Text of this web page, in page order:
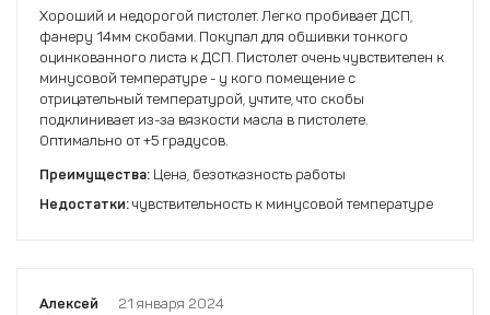
Хороший и недорогой пистолет. Легко пробивает ДСП,
фанеру 14мм скобами. Покупал для обшивки тонкого
оцинкованного листа к ДСП. Пистолет очень чувствителен к
минусовой температуре - у кого помещение с
отрицательный температурой, учтите, что скобы
подклинивает из-за вязкости масла в пистолете.
Оптимально от +5 градусов.
Преимущества: Цена, безотказность работы
Недостатки: чувствительность к минусовой температуре
Алексей
21 января 2024